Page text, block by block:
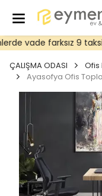
vade farksız 9 taksit
ÇALIŞMA ODASI
Ofis
Ayasofya Ofis